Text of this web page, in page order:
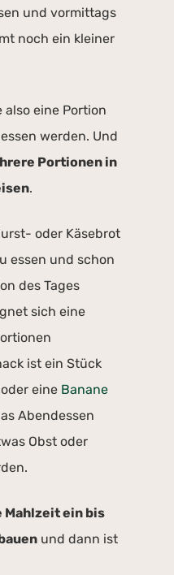
und vormittags
noch ein kleiner
also eine Portion
werden. Und
Portionen in
.
oder Käsebrot
essen und schon
des Tages
sich eine
ist ein Stück
eine Banane
Abendessen
Obst oder
Mahlzeit ein bis
und dann ist